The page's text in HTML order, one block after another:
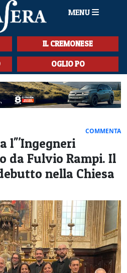
MENU
IL CREMONESE
OGLIO PO
COMMENTA
l'"Ingegneri
da Fulvio Rampi. Il
nella Chiesa